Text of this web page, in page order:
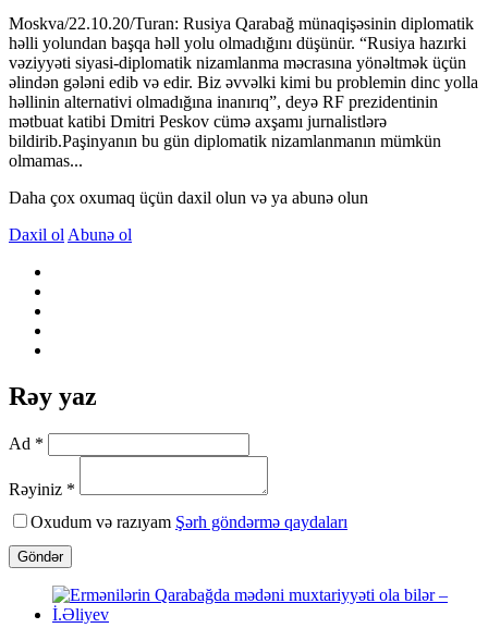
Moskva/22.10.20/Turan: Rusiya Qarabağ münaqişəsinin diplomatik
həlli yolundan başqa həll yolu olmadığını düşünür. “Rusiya hazırki
vəziyyəti siyasi-diplomatik nizamlanma məcrasına yönəltmək üçün
əlindən gələni edib və edir. Biz əvvəlki kimi bu problemin dinc yolla
həllinin alternativi olmadığına inanırıq”, deyə RF prezidentinin
mətbuat katibi Dmitri Peskov cümə axşamı jurnalistlərə
bildirib.Paşinyanın bu gün diplomatik nizamlanmanın mümkün
olmamas...
Daha çox oxumaq üçün daxil olun və ya abunə olun
Daxil ol Abunə ol
Rəy yaz
Ad *
Rəyiniz *
Oxudum və razıyam Şərh göndərmə qaydaları
Göndər